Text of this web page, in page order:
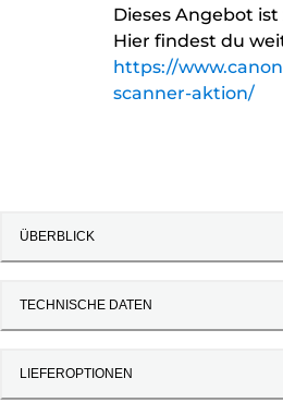
Dieses Angebot
Hier findest du
https://
scanner-aktion/
ÜBERBLICK
TECHNISCHE DATEN
LIEFEROPTIONEN